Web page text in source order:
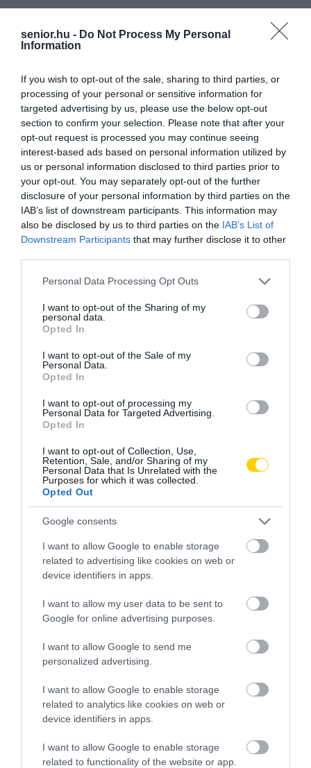
senior.hu - Do Not Process My Personal
Information
If you wish to opt-out of the sale, sharing to third parties, or
processing of your personal or sensitive information for
targeted advertising by us, please use the below opt-out
section to confirm your selection. Please note that after your
opt-out request is processed you may continue seeing
interest-based ads based on personal information utilized by
us or personal information disclosed to third parties prior to
your opt-out. You may separately opt-out of the further
disclosure of your personal information by third parties on the
IAB’s list of downstream participants. This information may
also be disclosed by us to third parties on the IAB’s List of
Downstream Participants that may further disclose it to other
Please note that this website/app uses one or more Google
not limited to your visit or usage behaviour. You may click to
grant or deny consent to Google and its third-party tags to
use your data for below specified purposes in below Google
consent section.
Personal Data Processing Opt Outs
I want to opt-out of the Sharing of my
personal data.
Opted In
I want to opt-out of the Sale of my
Personal Data.
Opted In
I want to opt-out of processing my
Personal Data for Targeted Advertising.
Opted In
I want to opt-out of Collection, Use,
Retention, Sale, and/or Sharing of my
Personal Data that Is Unrelated with the
Purposes for which it was collected.
Opted Out
Google consents
I want to allow Google to enable storage
related to advertising like cookies on web or
device identifiers in apps.
I want to allow my user data to be sent to
Google for online advertising purposes.
I want to allow Google to send me
personalized advertising.
I want to allow Google to enable storage
related to analytics like cookies on web or
device identifiers in apps.
I want to allow Google to enable storage
related to functionality of the website or app.